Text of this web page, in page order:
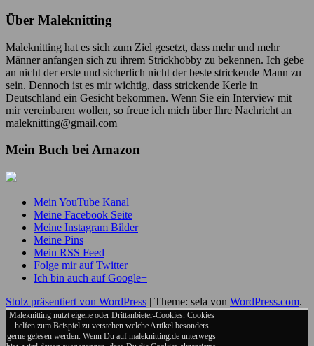
Über Maleknitting
Maleknitting hat es sich zum Ziel gesetzt, dass mehr und mehr
Männer anfangen sich zu ihrem Strickhobby zu bekennen. Ich gebe
an nicht der erste und sicherlich nicht der beste strickende Mann zu
sein. Dennoch ist es mir wichtig, dass strickende Kerle in
Deutschland ein Gesicht bekommen. Wenn Sie ein Interview mit
mir vereinbaren wollen, so freue ich mich über Ihre Nachricht an
maleknitting@gmail.com
Mein Buch bei Amazon
Mein YouTube Kanal
Meine Facebook Seite
Meine Instagram Bilder
Meine Pins
Mein RSS Feed
Folge mir auf Twitter
Ich bin auch auf Google+
Stolz präsentiert von WordPress | Theme: sela von WordPress.com.
Maleknitting nutzt eigene oder Drittanbieter-Cookies. Cookies
helfen zum Beispiel zu verstehen welche Artikel besonders
gerne gelesen werden. Wenn Du auf maleknitting.de unterwegs